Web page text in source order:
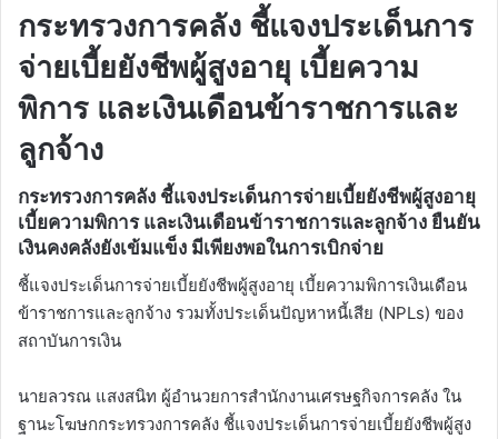
กระทรวงการคลัง ชี้แจงประเด็นการ
จ่ายเบี้ยยังชีพผู้สูงอายุ เบี้ยความ
พิการ และเงินเดือนข้าราชการและ
ลูกจ้าง
กระทรวงการคลัง ชี้แจงประเด็นการจ่ายเบี้ยยังชีพผู้สูงอายุ
เบี้ยความพิการ และเงินเดือนข้าราชการและลูกจ้าง ยืนยัน
เงินคงคลังยังเข้มแข็ง มีเพียงพอในการเบิกจ่าย
ชี้แจงประเด็นการจ่ายเบี้ยยังชีพผู้สูงอายุ เบี้ยความพิการเงินเดือน
ข้าราชการและลูกจ้าง รวมทั้งประเด็นปัญหาหนี้เสีย (NPLs) ของ
สถาบันการเงิน
นายลวรณ แสงสนิท ผู้อำนวยการสำนักงานเศรษฐกิจการคลัง ใน
ฐานะโฆษกกระทรวงการคลัง ชี้แจงประเด็นการจ่ายเบี้ยยังชีพผู้สูง